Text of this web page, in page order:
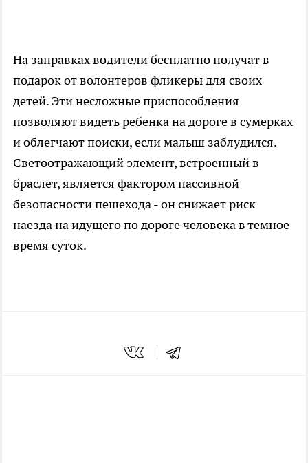
На заправках водители бесплатно получат в
подарок от волонтеров фликеры для своих
детей. Эти несложные приспособления
позволяют видеть ребенка на дороге в сумерках
и облегчают поиски, если малыш заблудился.
Светоотражающий элемент, встроенный в
браслет, является фактором пассивной
безопасности пешехода - он снижает риск
наезда на идущего по дороге человека в темное
время суток.